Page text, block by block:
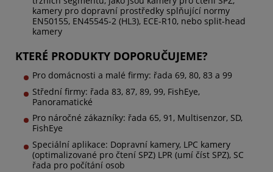
kamery pro dopravní prostředky splňující normy
EN50155, EN45545-2 (HL3), ECE-R10, nebo split-head
kamery
KTERÉ PRODUKTY DOPORUČUJEME?
Pro domácnosti a malé firmy: řada 69, 80, 83 a 99
Střední firmy: řada 83, 87, 89, 99, FishEye,
Panoramatické
Pro náročné zákazníky: řada 65, 91, Multisenzor, SD,
FishEye
Speciální aplikace: Dopravní kamery, LPC kamery
(optimalizované pro čtení SPZ) LPR (umí číst SPZ), SC
řada pro počítání osob